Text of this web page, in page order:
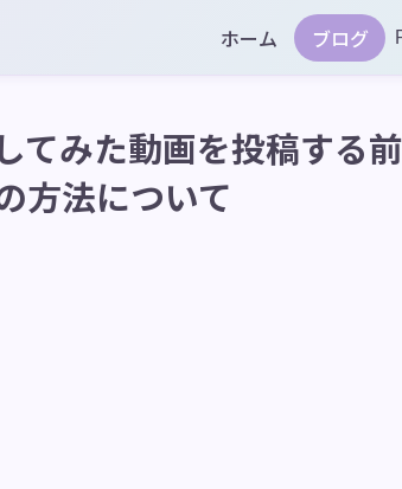
ホーム ブログ
てみた動画を投稿する
方法について